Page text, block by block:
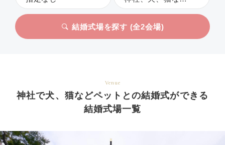
結婚式場を探す (全2会場)
Venue
神社で犬、猫などペットとの結婚式ができる
結婚式場一覧